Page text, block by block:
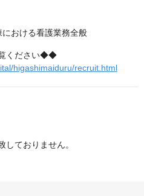
おける看護業務全般
ください◆◆
higashimaiduru/recruit.html
しておりません。